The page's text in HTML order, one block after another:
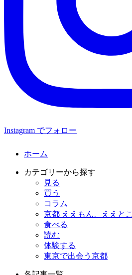
Instagram でフォロー
ホーム
カテゴリーから探す
見る
買う
コラム
京都 ええもん、ええとこ
食べる
読む
体験する
東京で出会う京都